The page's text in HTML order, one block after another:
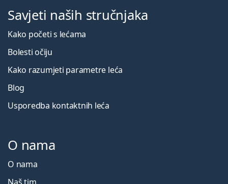
Savjeti naših stručnjaka
Kako početi s lećama
Bolesti očiju
Kako razumjeti parametre leća
Blog
Usporedba kontaktnih leća
O nama
O nama